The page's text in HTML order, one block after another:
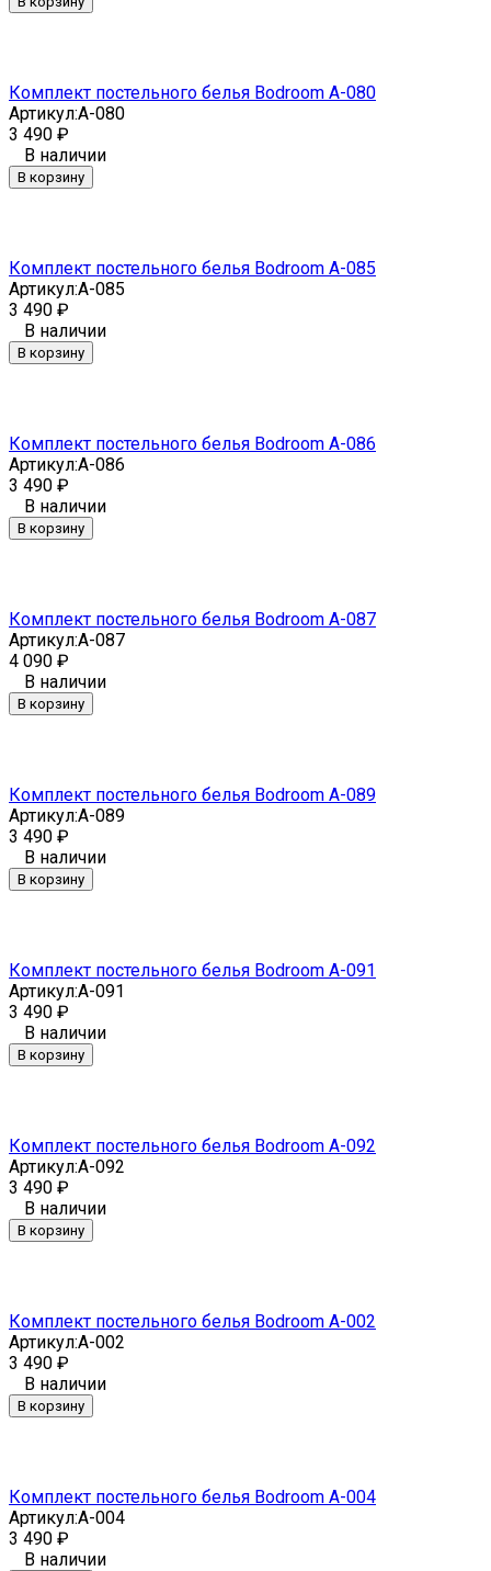
Комплект постельного белья Bodroom A-080
Артикул:A-080
3 490 ₽
В наличии
В корзину
Комплект постельного белья Bodroom A-085
Артикул:A-085
3 490 ₽
В наличии
В корзину
Комплект постельного белья Bodroom A-086
Артикул:A-086
3 490 ₽
В наличии
В корзину
Комплект постельного белья Bodroom A-087
Артикул:A-087
4 090 ₽
В наличии
В корзину
Комплект постельного белья Bodroom A-089
Артикул:A-089
3 490 ₽
В наличии
В корзину
Комплект постельного белья Bodroom A-091
Артикул:A-091
3 490 ₽
В наличии
В корзину
Комплект постельного белья Bodroom A-092
Артикул:A-092
3 490 ₽
В наличии
В корзину
Комплект постельного белья Bodroom A-002
Артикул:A-002
3 490 ₽
В наличии
В корзину
Комплект постельного белья Bodroom A-004
Артикул:A-004
3 490 ₽
В наличии